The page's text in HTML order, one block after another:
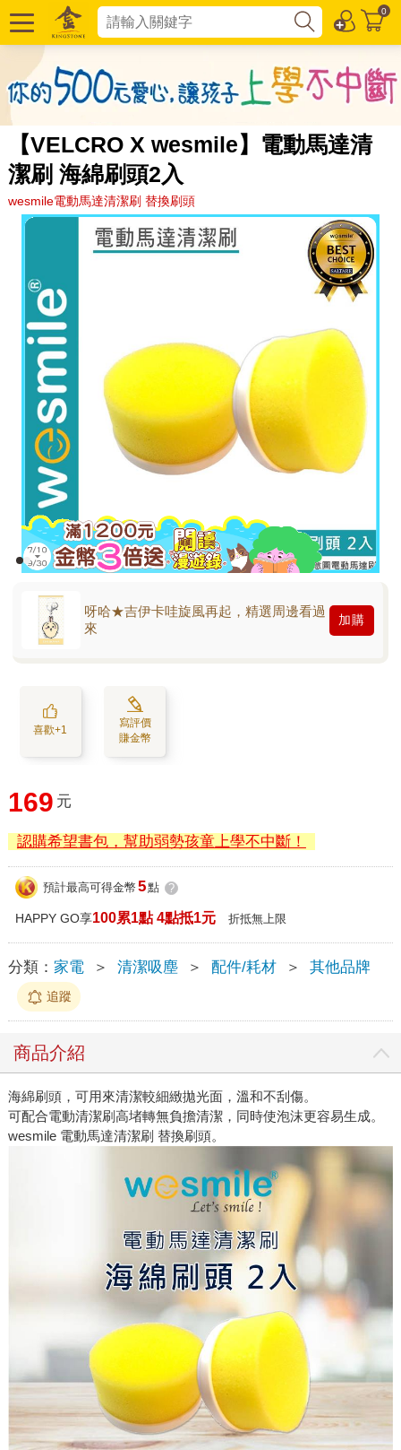
0
【VELCRO X wesmile】電動馬達清
潔刷 海綿刷頭2入
wesmile電動馬達清潔刷 替換刷頭
呀哈★吉伊卡哇旋風再起，精選周邊看過
來
加購
喜歡+1
寫評價
賺金幣
169 元
認購希望書包，幫助弱勢孩童上學不中斷！
預計最高可得金幣 5點 ?
HAPPY GO享100累1點 4點抵1元 折抵無上限
分類： 家電 ＞ 清潔吸塵 ＞ 配件/耗材 ＞ 其他品牌
追蹤
商品介紹
海綿刷頭，可用來清潔較細緻拋光面，溫和不刮傷。
可配合電動清潔刷高堵轉無負擔清潔，同時使泡沫更容易生成。
wesmile 電動馬達清潔刷 替換刷頭。